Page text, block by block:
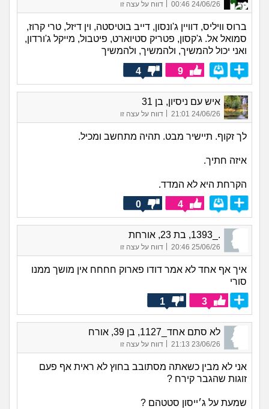
24/06/26 00:46 דווח על עצה זו
ברוס וויליס, דוויין ג'ונסון, דייב בוטיסטה, וין דיזל, טרי קרוז,
סמואל אל. ג'קסון, פטריק סטיוארט, פיטבול, מייקל ג'ורדון,
ואני יכול להמשיך, ולהמשיך, ולהמשיך
9
4
איש עם ניסיון, בן 31
24/06/26 21:01
| דווח על עצה זו
לך זקוף. תיישיר מבט. תהיה מתחשב ומכיל.
איזה חתיך.
הקרחת היא לא המדד.
4
0
._1393, בת 23, אורחת
25/06/26 20:46
| דווח על עצה זו
איך אף אחד לא אמר דודו פארוק חחחח אין מושך ממנו
סורי
3
1
לא סתם אחד_1127, בן 39, אורח
23/06/26 21:13 דווח על עצה זו
אני לא מבין כשאתה מסתובב בחוץ לא ראית אף פעם
זוגות שהגבר קירח ?
שמעת על ג׳ייסון סטטהם ?